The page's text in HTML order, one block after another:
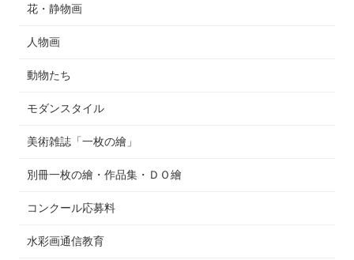
花・静物画
人物画
動物たち
モダンスタイル
美術雑誌「一枚の繪」
別冊一枚の繪・作品集・ＤＯ繪
コンクール応募料
水彩画通信教育